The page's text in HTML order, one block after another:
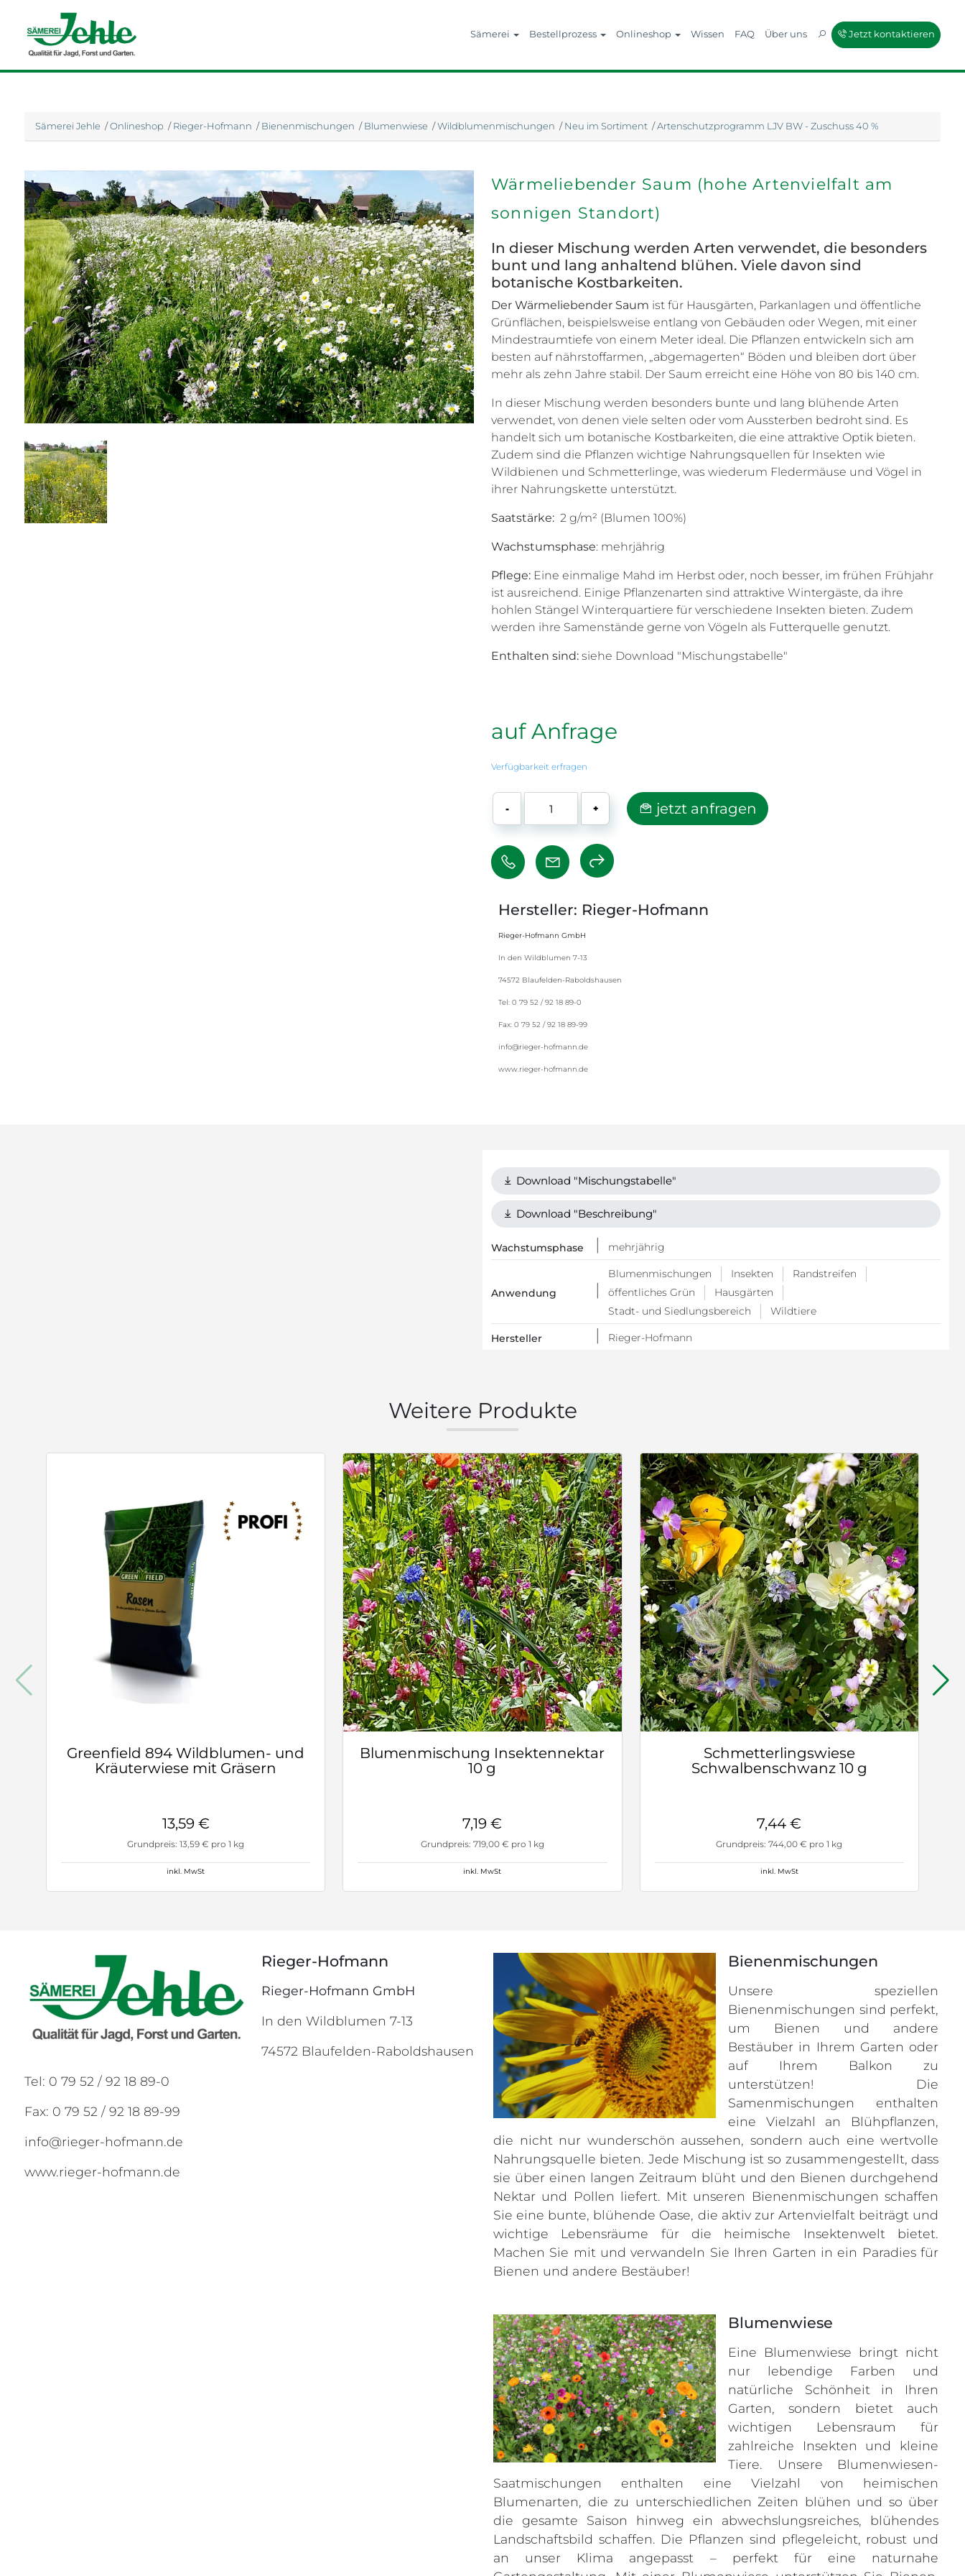
Sämerei Bestellprozess Onlineshop Wissen FAQ Über uns Jetzt kontaktieren
Sämerei Jehle /Onlineshop /Rieger-Hofmann /Bienenmischungen /Blumenwiese /Wildblumenmischungen /Neu im Sortiment /Artenschutzprogramm LJV BW - Zuschuss 40 %
Wärmeliebender Saum (hohe Artenvielfalt am
sonnigen Standort)
In dieser Mischung werden Arten verwendet, die besonders
bunt und lang anhaltend blühen. Viele davon sind
botanische Kostbarkeiten.
Der Wärmeliebender Saum ist für Hausgärten, Parkanlagen und öffentliche
Grünflächen, beispielsweise entlang von Gebäuden oder Wegen, mit einer
Mindestraumtiefe von einem Meter ideal. Die Pflanzen entwickeln sich am
besten auf nährstoffarmen, „abgemagerten“ Böden und bleiben dort über
mehr als zehn Jahre stabil. Der Saum erreicht eine Höhe von 80 bis 140 cm.
In dieser Mischung werden besonders bunte und lang blühende Arten
verwendet, von denen viele selten oder vom Aussterben bedroht sind. Es
handelt sich um botanische Kostbarkeiten, die eine attraktive Optik bieten.
Zudem sind die Pflanzen wichtige Nahrungsquellen für Insekten wie
Wildbienen und Schmetterlinge, was wiederum Fledermäuse und Vögel in
ihrer Nahrungskette unterstützt.
Saatstärke: 2 g/m² (Blumen 100%)
Wachstumsphase: mehrjährig
Pflege: Eine einmalige Mahd im Herbst oder, noch besser, im frühen Frühjahr
ist ausreichend. Einige Pflanzenarten sind attraktive Wintergäste, da ihre
hohlen Stängel Winterquartiere für verschiedene Insekten bieten. Zudem
werden ihre Samenstände gerne von Vögeln als Futterquelle genutzt.
Enthalten sind: siehe Download "Mischungstabelle"
auf Anfrage
Verfügbarkeit erfragen
- + jetzt anfragen
Hersteller: Rieger-Hofmann
Rieger-Hofmann GmbH
In den Wildblumen 7-13
74572 Blaufelden-Raboldshausen
Tel: 0 79 52 / 92 18 89-0
Fax: 0 79 52 / 92 18 89-99
info@rieger-hofmann.de
www.rieger-hofmann.de
Download "Mischungstabelle"
Download "Beschreibung"
Wachstumsphase mehrjährig
Anwendung
Blumenmischungen Insekten
Randstreifen
öffentliches Grün
Hausgärten
Stadt- und Siedlungsbereich
Wildtiere
Hersteller Rieger-Hofmann
Weitere Produkte
Greenfield 894 Wildblumen- und
Kräuterwiese mit Gräsern
13,59 €
Grundpreis: 13,59 € pro 1 kg
inkl. MwSt
Blumenmischung Insektennektar
10 g
7,19 €
Grundpreis: 719,00 € pro 1 kg
inkl. MwSt
Schmetterlingswiese
Schwalbenschwanz 10 g
7,44 €
Grundpreis: 744,00 € pro 1 kg
inkl. MwSt
Rieger-Hofmann
Rieger-Hofmann GmbH
In den Wildblumen 7-13
74572 Blaufelden-Raboldshausen
Tel: 0 79 52 / 92 18 89-0
Fax: 0 79 52 / 92 18 89-99
info@rieger-hofmann.de
www.rieger-hofmann.de
Bienenmischungen
Unsere speziellen
Bienenmischungen sind perfekt,
um Bienen und andere
Bestäuber in Ihrem Garten oder
auf Ihrem Balkon zu
unterstützen! Die
Samenmischungen enthalten
eine Vielzahl an Blühpflanzen,
die nicht nur wunderschön aussehen, sondern auch eine wertvolle
Nahrungsquelle bieten. Jede Mischung ist so zusammengestellt, dass
sie über einen langen Zeitraum blüht und den Bienen durchgehend
Nektar und Pollen liefert. Mit unseren Bienenmischungen schaffen
Sie eine bunte, blühende Oase, die aktiv zur Artenvielfalt beiträgt und
wichtige Lebensräume für die heimische Insektenwelt bietet.
Machen Sie mit und verwandeln Sie Ihren Garten in ein Paradies für
Bienen und andere Bestäuber!
Blumenwiese
Eine Blumenwiese bringt nicht
nur lebendige Farben und
natürliche Schönheit in Ihren
Garten, sondern bietet auch
wichtigen Lebensraum für
zahlreiche Insekten und kleine
Tiere. Unsere Blumenwiesen-
Saatmischungen enthalten eine Vielzahl von heimischen
Blumenarten, die zu unterschiedlichen Zeiten blühen und so über
die gesamte Saison hinweg ein abwechslungsreiches, blühendes
Landschaftsbild schaffen. Die Pflanzen sind pflegeleicht, robust und
an unser Klima angepasst – perfekt für eine naturnahe